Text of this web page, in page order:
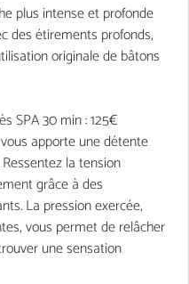
plus intense et profonde
des étirements profonds,
originale de bâtons
SPA 30 min : 125€
apporte une détente
la tension
grâce à des
La pression exercée,
vous permet de relâcher
une sensation